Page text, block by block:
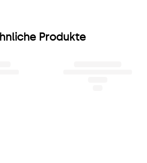
Produkte